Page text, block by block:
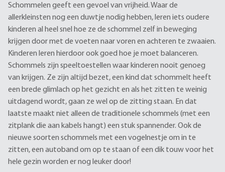
Schommelen geeft een gevoel van vrijheid. Waar de
allerkleinsten nog een duwtje nodig hebben, leren iets oudere
kinderen al heel snel hoe ze de schommel zelf in beweging
krijgen door met de voeten naar voren en achteren te zwaaien.
Kinderen leren hierdoor ook goed hoe je moet balanceren.
Schommels zijn speeltoestellen waar kinderen nooit genoeg
van krijgen. Ze zijn altijd bezet, een kind dat schommelt heeft
een brede glimlach op het gezicht en als het zitten te weinig
uitdagend wordt, gaan ze wel op de zitting staan. En dat
laatste maakt niet alleen de traditionele schommels (met een
zitplank die aan kabels hangt) een stuk spannender. Ook de
nieuwe soorten schommels met een vogelnestje om in te
zitten, een autoband om op te staan of een dik touw voor het
hele gezin worden er nog leuker door!